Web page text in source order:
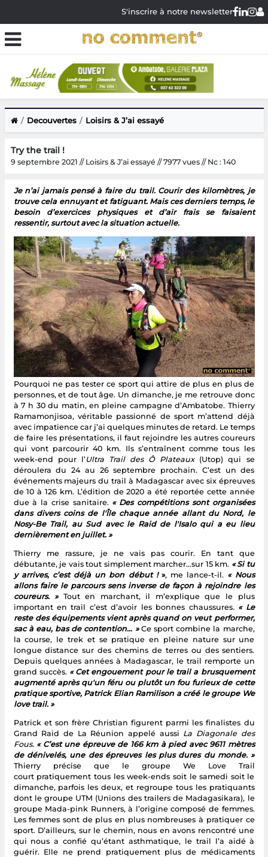
S'inscrire à notre newsletter
Decouvertes Loisirs & J’ai essayé
Try the trail !
9 septembre 2021 // Loisirs & J’ai essayé // 7977 vues // Nc : 140
Je n’ai jamais pensé à faire du trail. Courir des kilomètres, je
trouve cela ennuyant et fatiguant. Mais ces derniers temps, le
besoin d’exercices physiques et d’air frais se faisaient
ressentir, surtout avec la situation actuelle.
Pourquoi ne pas tester ce sport qui attire de plus en plus de
personnes, et de tout âge. Un dimanche, je me retrouve donc
à 7 h 30 du matin, en pleine campagne d’Ambatobe. Thierry
Ramamonjisoa, véritable passionné de sport m’attend déjà
avec impatience car j’ai quelques minutes de retard. Le temps
de faire les présentations, il faut rejoindre les autres coureurs
qui vont parcourir 40 km. Ils s’entraînent comme tous les
week-end pour l’Ultra Trail des Ô Plateaux (Utop) qui se
déroulera du 24 au 26 septembre prochain. C’est un des
événements majeurs du trail à Madagascar avec six épreuves
de 10 à 126 km. L’édition de 2020 a été reportée cette année
due à la crise sanitaire. « Des compétitions sont organisées
dans divers coins de l'Île chaque année allant du Nord, le
Nosy-Be Trail, au Sud avec le Raid de l'Isalo qui a eu lieu
dernièrement en juillet. »
Thierry me rassure, je ne vais pas courir. En tant que
débutante, je vais tout simplement marcher…sur 15 km. « Si tu
y arrives, c’est déjà un bon début !», me lance-t-il. « Nous
allons faire le parcours sens inverse de façon à rejoindre les
coureurs. »Tout en marchant, il m’explique que le plus
important en trail c’est d’avoir les bonnes chaussures. « Le
reste des équipements vient après quand on veut performer,
sac à eau, bas de contention… »Ce sport combine la marche,
la course, le trek et se pratique en pleine nature sur une
longue distance sur des chemins de terres ou des sentiers.
Depuis quelques années à Madagascar, le trail remporte un
grand succès. « Cet engouement pour le trail a brusquement
augmenté après qu'un féru ou plutôt un fou furieux de cette
pratique sportive, Patrick Elian Ramilison a créé le groupe We
love trail. »
Patrick et son frère Christian figurent parmi les finalistes du
Grand Raid de La Réunion appelé aussi La Diagonale des
Fous. « C’est une épreuve de 166 km à pied avec 9611 mètres
de dénivelés, une des épreuves les plus dures du monde. »
Thierry précise que le groupe We Love Trail
court pratiquement tous les week-ends soit le samedi soit le
dimanche, parfois les deux, et regroupe tous les pratiquants
dont le groupe UTM (Unions des trailers de Madagasikara), le
groupe Mada-pink Runners, à l’origine composé de femmes.
Les femmes sont de plus en plus nombreuses à pratiquer ce
sport. D’ailleurs, sur le chemin, nous en avons rencontré une
qui nous a confié qu’étant asthmatique, le trail l’a aidé à
guérir. Elle ne prend pratiquement plus de médicaments